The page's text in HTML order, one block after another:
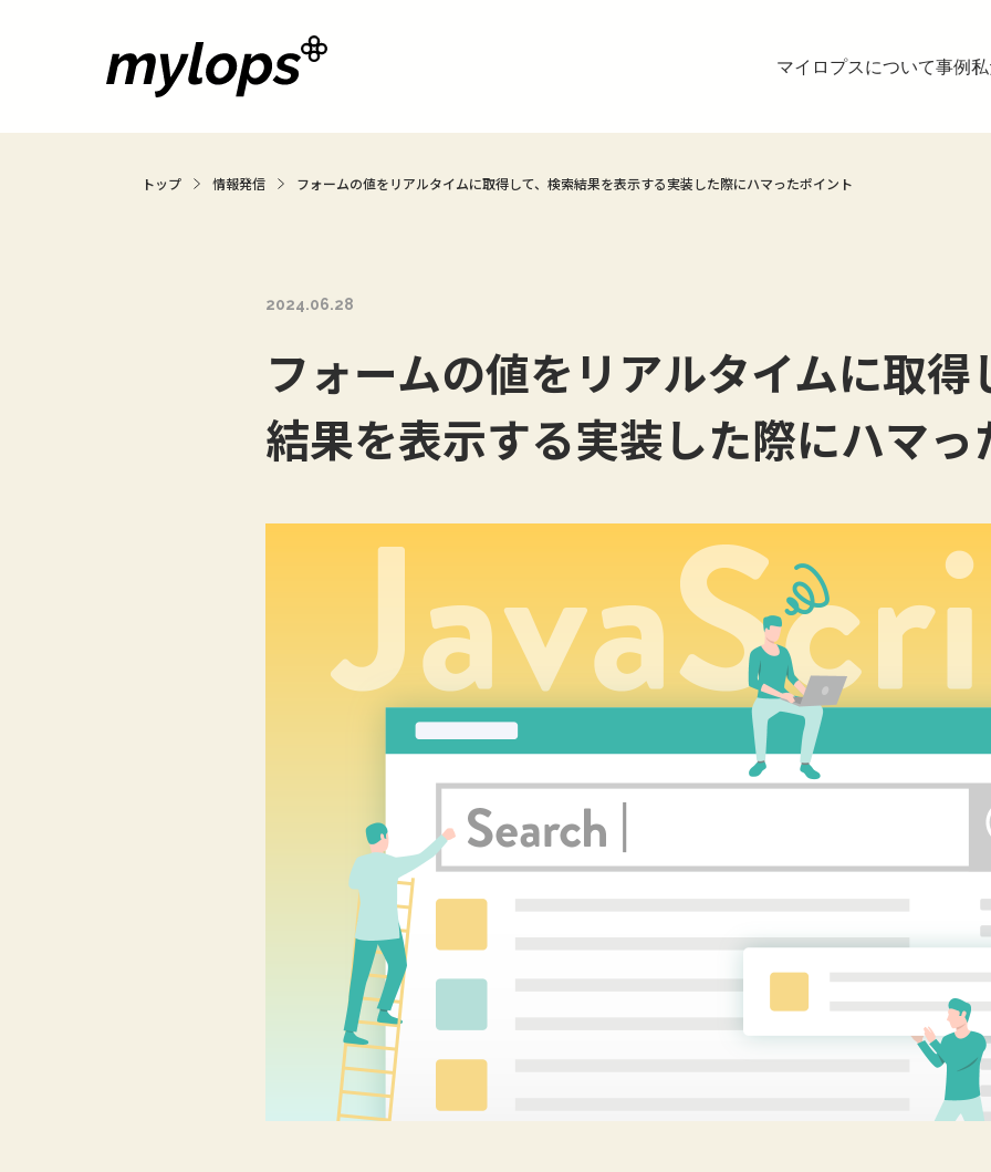
マイロプスについて事例
トップ 情報発信 フォームの値をリアルタイムに取得して、検索結果を表示する実装した際にハマったポイント
2024.06.28
フォームの値をリアルタイムに取得
結果を表示する実装した際にハマっ